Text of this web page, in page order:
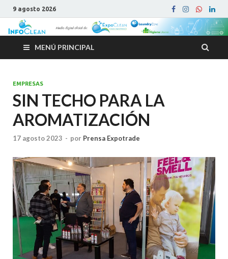
9 agosto 2026
MENÚ PRINCIPAL
EMPRESAS
SIN TECHO PARA LA
AROMATIZACIÓN
17 agosto 2023 - por Prensa Expotrade